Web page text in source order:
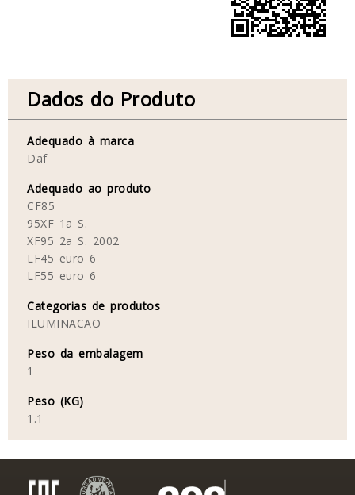
Dados do Produto
Adequado à marca
Daf
Adequado ao produto
CF85
95XF 1a S.
XF95 2a S. 2002
LF45 euro 6
LF55 euro 6
Categorias de produtos
ILUMINACAO
Peso da embalagem
1
Peso (KG)
1.1